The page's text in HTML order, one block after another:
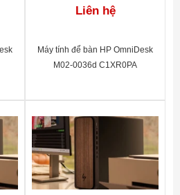
Liên hệ
Máy tính để bàn HP OmniDesk
M02-0036d C1XR0PA